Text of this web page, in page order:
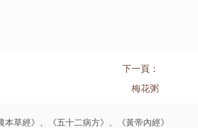
下一頁：
梅花粥
草經》、《五十二病方》、《黃帝內經》